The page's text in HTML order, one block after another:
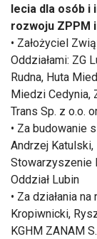
lecia dla osób
rozwoju ZPPM
• Założyciel
Oddziałami: ZG
Rudna, Huta
Miedzi Cedynia,
Trans Sp. z o.o.
• Za budowanie
Andrzej Katulski,
Stowarzyszenie
Oddział Lubin
• Za działania
Kropiwnicki,
KGHM ZANAM